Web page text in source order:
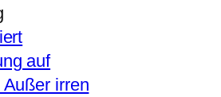
auf
Außer irren